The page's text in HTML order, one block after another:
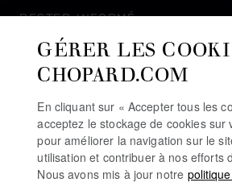
RESTER INFORMÉ
S’INSCRIRE À LA NEWSLETTER
GÉRER LES
CHOPARD.COM
En cliquant sur « Accepter tous les
acceptez le stockage de cookies sur
pour améliorer la navigation sur le
utilisation et contribuer à nos efforts
Nous avons mis à jour notre